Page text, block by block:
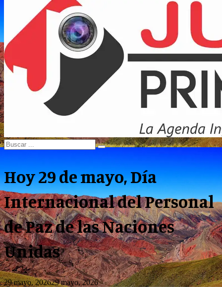
Search
for:
Search
Hoy 29 de mayo, Día
Internacional del Personal
de Paz de las Naciones
Unidas
29 mayo, 202629 mayo, 2026